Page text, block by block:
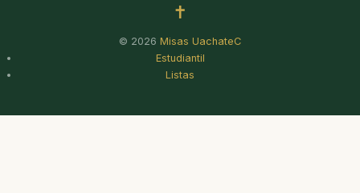
✝
© 2026 Misas UachateC
Estudiantil
Listas